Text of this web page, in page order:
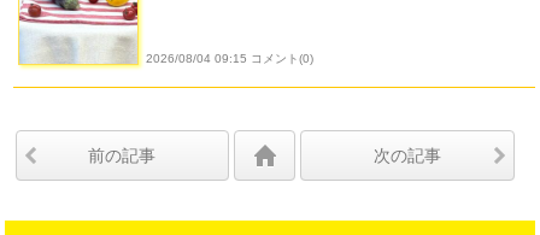
2026/08/04 09:15 コメント(0)
前の記事 次の記事